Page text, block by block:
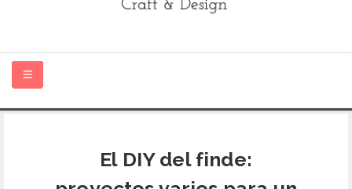
SOBRE MÍ
El DIY del finde: